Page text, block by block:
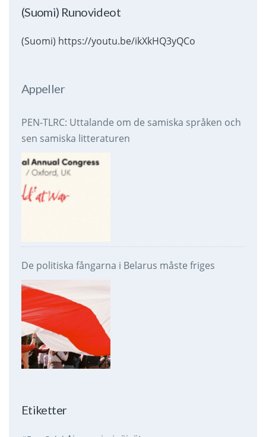
(Suomi) Runovideot
(Suomi) https://youtu.be/ikXkHQ3yQCo
Appeller
PEN-TLRC: Uttalande om de samiska språken och
sen samiska litteraturen
De politiska fångarna i Belarus måste friges
Etiketter